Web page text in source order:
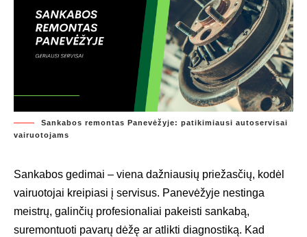
Sankabos remontas Panevėžyje: patikimiausi autoservisai
vairuotojams
Sankabos gedimai – viena dažniausių priežasčių, kodėl
vairuotojai kreipiasi į servisus. Panevėžyje nestinga
meistrų, galinčių profesionaliai pakeisti sankabą,
suremontuoti pavarų dėžę ar atlikti diagnostiką. Kad